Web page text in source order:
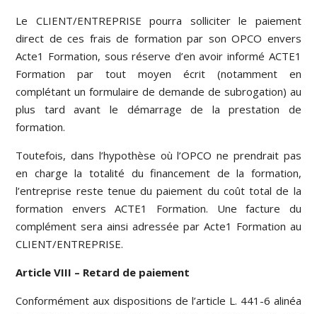
Le CLIENT/ENTREPRISE pourra solliciter le paiement
direct de ces frais de formation par son OPCO envers
Acte1 Formation, sous réserve d’en avoir informé ACTE1
Formation par tout moyen écrit (notamment en
complétant un formulaire de demande de subrogation) au
plus tard avant le démarrage de la prestation de
formation.
Toutefois, dans l’hypothèse où l’OPCO ne prendrait pas
en charge la totalité du financement de la formation,
l’entreprise reste tenue du paiement du coût total de la
formation envers ACTE1 Formation. Une facture du
complément sera ainsi adressée par Acte1 Formation au
CLIENT/ENTREPRISE.
Article VIII – Retard de paiement
Conformément aux dispositions de l’article L. 441-6 alinéa